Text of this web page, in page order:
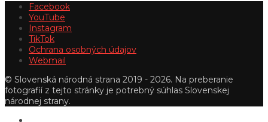
Facebook
YouTube
Instagram
TikTok
Ochrana osobných údajov
Webmail
© Slovenská národná strana 2019 - 2026. Na preberanie
fotografií z tejto stránky je potrebný súhlas Slovenskej
národnej strany.